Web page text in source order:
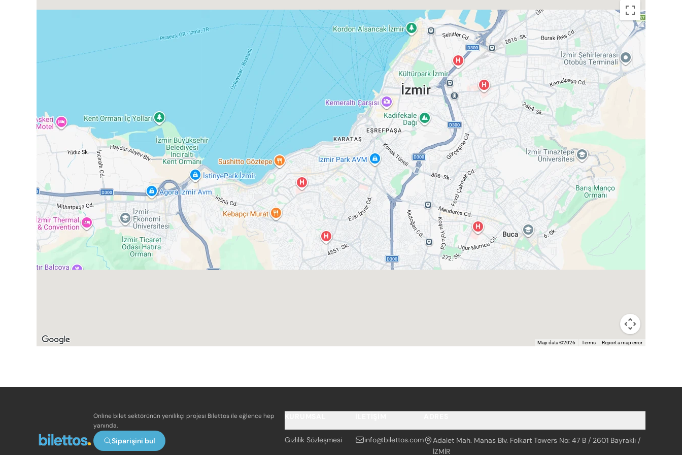
Map data ©2026 Terms Report a map error
Online bilet sektörünün yenilikçi projesi Bilettos ile eğlence hep
yanında.
Siparişini bul Gizlilik Sözleşmesi info@bilettos.com
Adalet Mah. Manas Blv. Folkart Towers No: 47 B / 2601 Bayraklı /
İZMİR